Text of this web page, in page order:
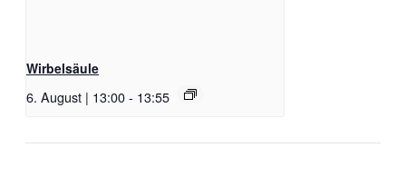
Wirbelsäule
6. August | 13:00- 13:55